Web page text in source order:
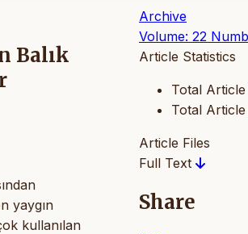
Balık
yaygın
kullanılan
Archive
Volume: 22
Article Statistics
Total Article
Total
Article Files
Full Text
Share